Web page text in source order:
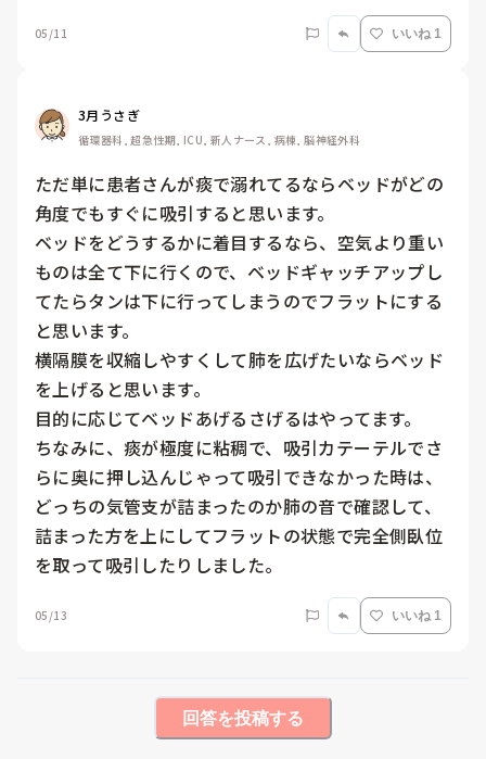
05/11 いいね 1
3月うさぎ
循環器科, 超急性期, ICU, 新人ナース, 病棟, 脳神経外科
ただ単に患者さんが痰で溺れてるならベッドがどの
角度でもすぐに吸引すると思います。
ベッドをどうするかに着目するなら、空気より重い
ものは全て下に行くので、ベッドギャッチアップし
てたらタンは下に行ってしまうのでフラットにする
と思います。
横隔膜を収縮しやすくして肺を広げたいならベッド
を上げると思います。
目的に応じてベッドあげるさげるはやってます。
ちなみに、痰が極度に粘稠で、吸引カテーテルでさ
らに奥に押し込んじゃって吸引できなかった時は、
どっちの気管支が詰まったのか肺の音で確認して、
詰まった方を上にしてフラットの状態で完全側臥位
を取って吸引したりしました。
05/13 いいね 1
回答を投稿する